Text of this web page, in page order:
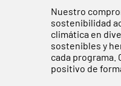
Nuestro
sostenibilidad
climática en
sostenibles y
cada programa.
positivo de